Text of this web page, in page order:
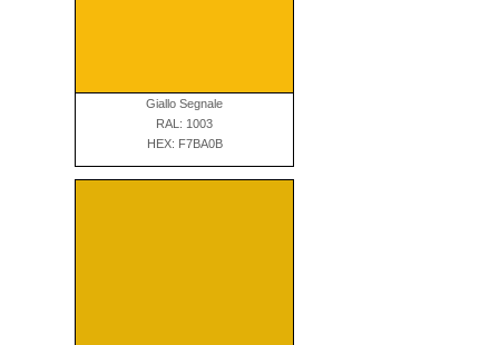
Giallo Segnale
RAL: 1003
HEX: F7BA0B